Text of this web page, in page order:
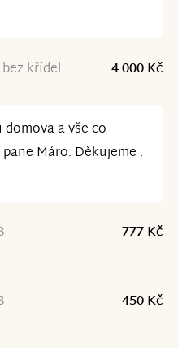
křídel.
4 000 Kč
a vše co
Máro. Děkujeme .
777 Kč
450 Kč